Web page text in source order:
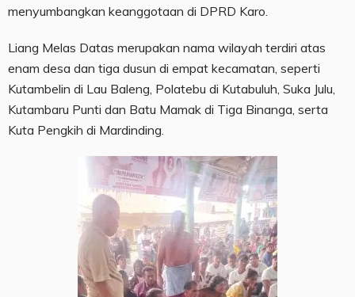
menyumbangkan keanggotaan di DPRD Karo.
Liang Melas Datas merupakan nama wilayah terdiri atas
enam desa dan tiga dusun di empat kecamatan, seperti
Kutambelin di Lau Baleng, Polatebu di Kutabuluh, Suka Julu,
Kutambaru Punti dan Batu Mamak di Tiga Binanga, serta
Kuta Pengkih di Mardinding.